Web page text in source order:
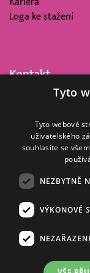
Loga ke stažení
Kontakt
Barrandov
Kříženeckého nám.
152 00 Praha 5
IČ 416 93 311
© 2008–2026
Zásady ochrany
Tyto
Tyto webové
uživatelského
souhlasíte se
NEZBYTNĚ
VÝKONOVÉ